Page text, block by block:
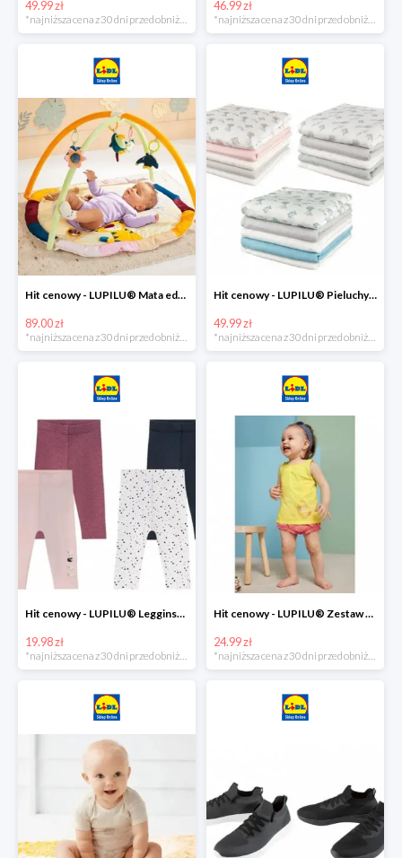
49.99 zł 46.99 zł
Hit cenowy - LUPILU® Mata edukacyjna dla niemowląt, 1 sztuka
89.00 zł
*najniższa cena z 30 dni przed obniżką
Hit cenowy - LUPILU® Pieluchy tetrowe 80x80 cm, z biobawełny, 5 sztuk
49.99 zł
*najniższa cena z 30 dni przed obniżką
Hit cenowy - LUPILU® Legginsy niemowlęce z biobawełną, 2 pary
19.98 zł
Hit cenowy - LUPILU® Zestaw dziecięcy z biobawełny (body + koszulka + spodenki), 1 komplet
24.99 zł